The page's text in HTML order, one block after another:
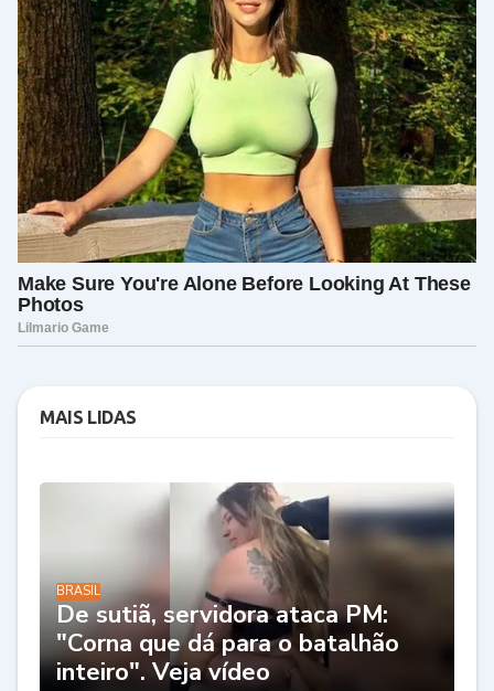
MAIS LIDAS
BRASIL
De sutiã, servidora ataca PM:
"Corna que dá para o batalhão
inteiro". Veja vídeo